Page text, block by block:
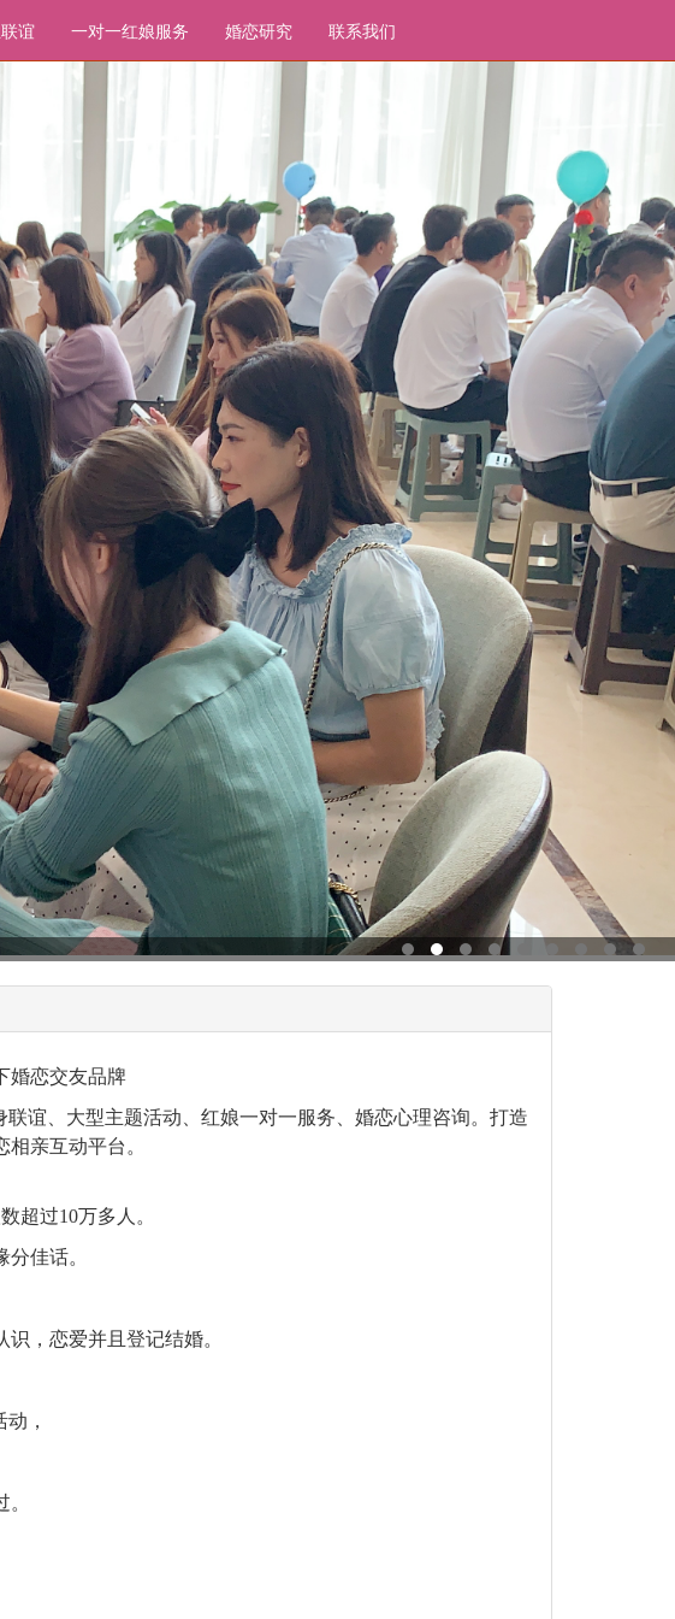
谊 一对一红娘服务 婚恋研究 联系我们
婚恋交友品牌
谊、大型主题活动、红娘一对一服务、婚恋心理咨询。打造
相亲互动平台。
超过10万多人。
佳话。
，恋爱并且登记结婚。
，